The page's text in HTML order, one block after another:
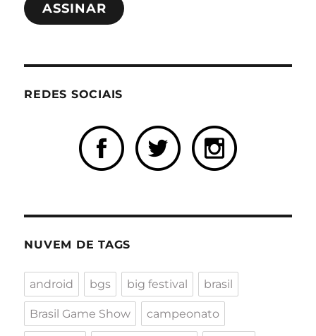
mailASSINAR
REDES SOCIAIS
NUVEM DE TAGS
android bgs big festival brasil
Brasil Game Show campeonato